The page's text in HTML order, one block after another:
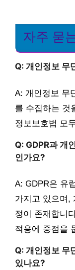
자주 묻
Q: 개인정보 무
A: 개인정보 무
를 수집하는 것
정보보호법 모
Q: GDPR과 개
인가요?
A: GDPR은 유
가지고 있으며,
정이 존재합니
적용에 중점을
Q: 개인정보 무
있나요?